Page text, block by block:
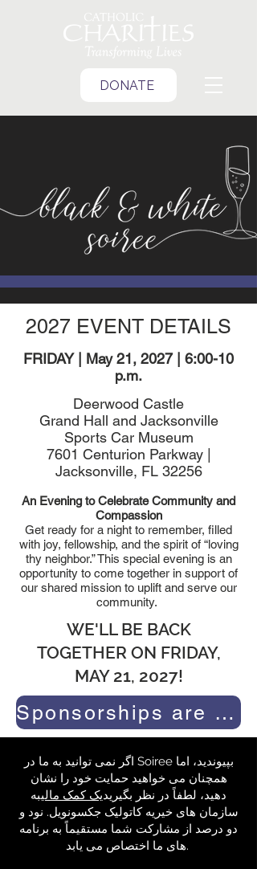
DONATE
2027 EVENT DETAILS
FRIDAY | May 21, 2027 | 6:00-10
p.m.
Deerwood Castle
Grand Hall and Jacksonville
Sports Car Museum
7601 Centurion Parkway |
Jacksonville, FL 32256
An Evening to Celebrate Community and
Compassion
Get ready for a night to remember, filled
with joy, fellowship, and the spirit of “loving
thy neighbor.” This special evening is an
opportunity to come together in support of
our shared mission to uplift and serve our
community.
WE'LL BE BACK
TOGETHER ON FRIDAY,
MAY 21, 2027!
Sponsorships are already available
اگر نمی توانید به ما در Soiree بپیوندید، اما
همچنان می خواهید حمایت خود را نشان
دهید، لطفاً در نظر بگیریدیک کمک مالیبه
سازمان های خیریه کاتولیک جکسونویل. نود و
دو درصد از مشارکت شما مستقیماً به برنامه
های ما اختصاص می یابد.